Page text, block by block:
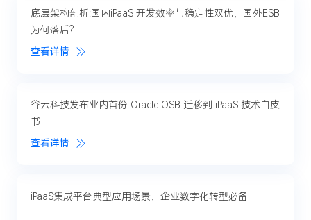
底层架构剖析:国内iPaaS 开发效率与稳定性双优，国外ESB
为何落后?
查看详情
谷云科技发布业内首份 Oracle OSB 迁移到 iPaaS 技术白皮
书
查看详情
iPaaS集成平台典型应用场景，企业数字化转型必备